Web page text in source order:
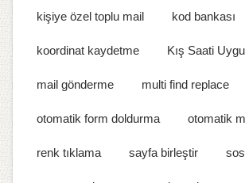
kişiye özel toplu mail kod bankası
koordinat kaydetme Kış Saati
mail gönderme multi find replace
otomatik form doldurma otomatik
renk tıklama sayfa birleştir